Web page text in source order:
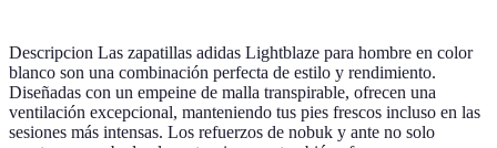
Descripcion Las zapatillas adidas Lightblaze para hombre en color
blanco son una combinación perfecta de estilo y rendimiento.
Diseñadas con un empeine de malla transpirable, ofrecen una
ventilación excepcional, manteniendo tus pies frescos incluso en las
sesiones más intensas. Los refuerzos de nobuk y ante no solo